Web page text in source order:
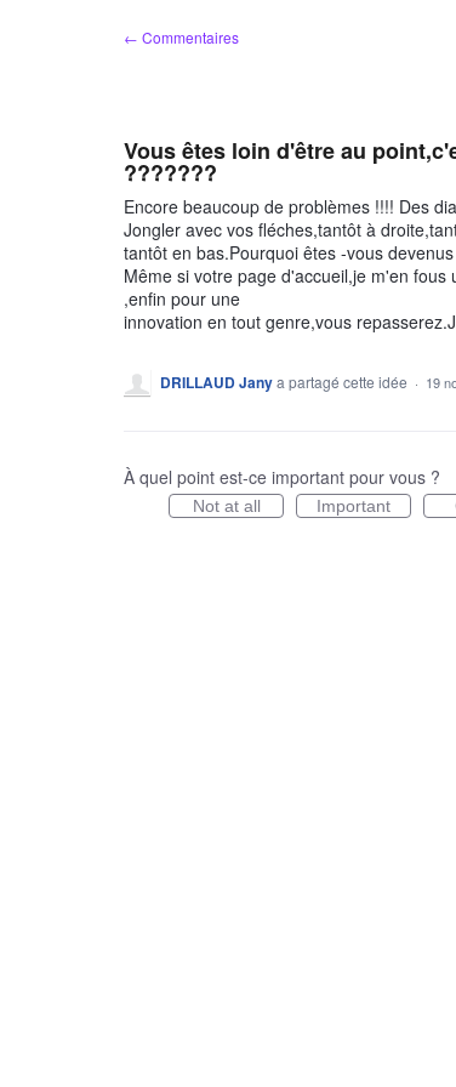
← Commentaires
Vous êtes loin d'être au
???????
Encore beaucoup de problèmes !!!! Des
Jongler avec vos fléches,tantôt à
tantôt en bas.Pourquoi êtes -vous
Même si votre page d'accueil,je m'en
,enfin pour une
innovation en tout genre,vous
DRILLAUD Janya partagé cette idée · 19
À quel point est-ce important pour vous ?
Not at all Important